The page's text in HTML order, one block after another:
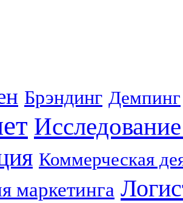
Брэндинг Демпинг
Коммерческая
маркетинга